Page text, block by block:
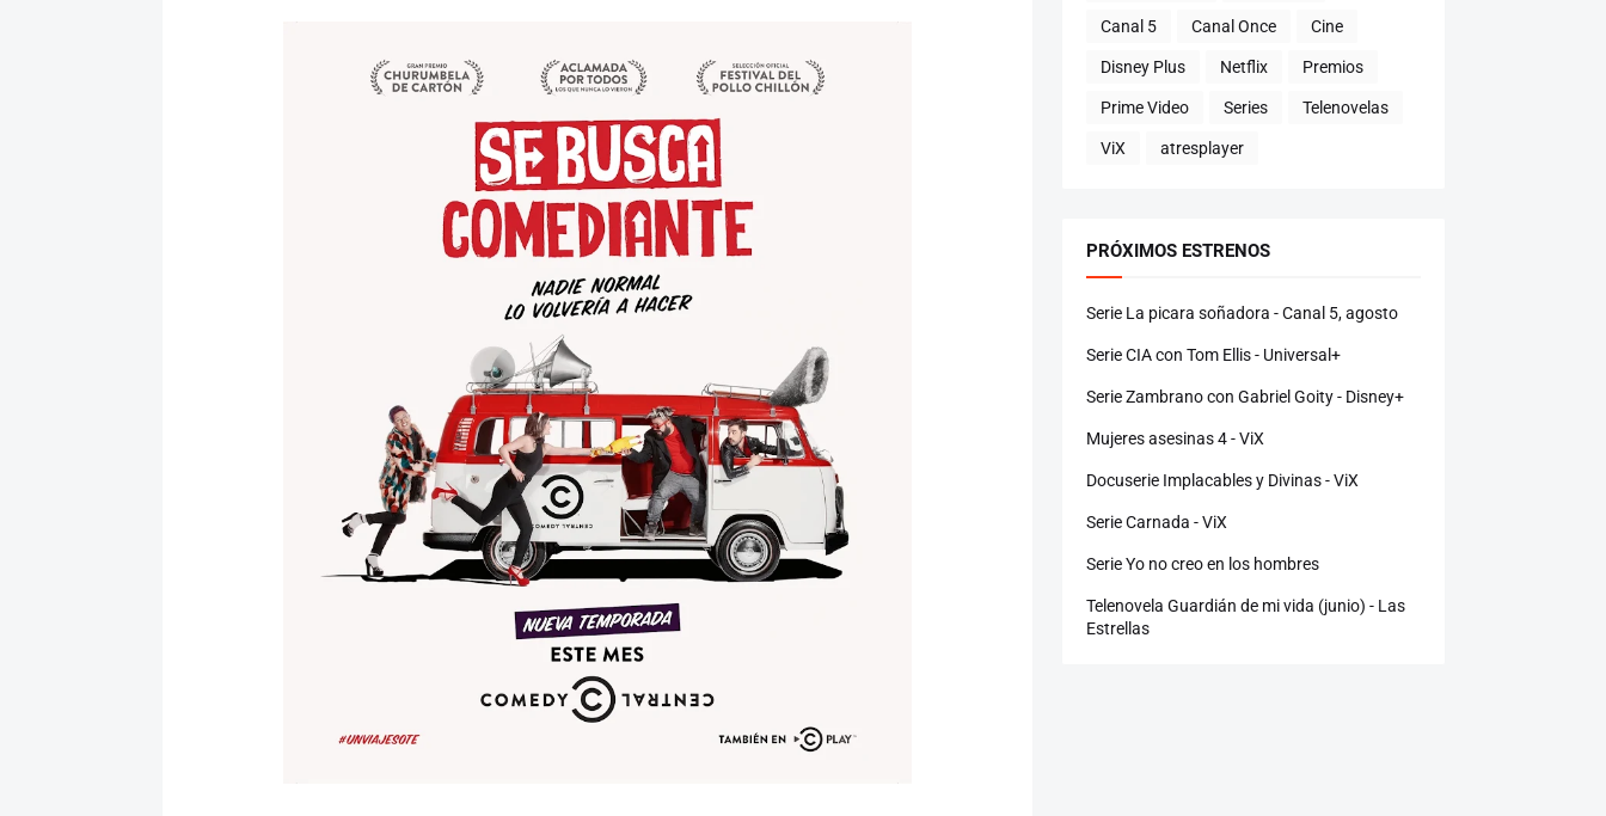
Canal 5 Canal Once Cine
Disney Plus Netflix Premios
Prime Video Series Telenovelas
ViX atresplayer
PRÓXIMOS ESTRENOS
Serie La picara soñadora - Canal 5, agosto
Serie CIA con Tom Ellis - Universal+
Serie Zambrano con Gabriel Goity - Disney+
Mujeres asesinas 4 - ViX
Docuserie Implacables y Divinas - ViX
Serie Carnada - ViX
Serie Yo no creo en los hombres
Telenovela Guardián de mi vida (junio) - Las
Estrellas